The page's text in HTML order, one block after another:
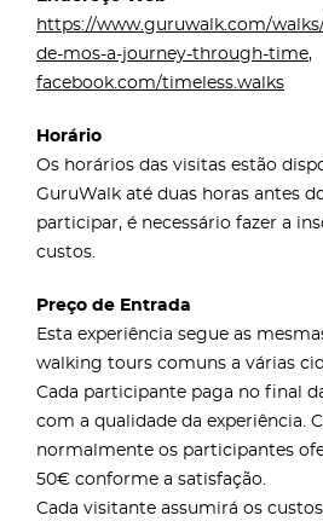
https://www.guruwalk.com/
de-mos-a-journey-through-time,
facebook.com/timeless.walks
Horário
Os horários das visitas estão
GuruWalk até duas horas antes
participar, é necessário fazer a
custos.
Preço de Entrada
Esta experiência segue as
walking tours comuns a várias
Cada participante paga no final
com a qualidade da experiência.
normalmente os participantes
50€ conforme a satisfação.
Cada visitante assumirá os